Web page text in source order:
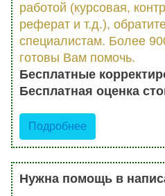
работой (курсовая,
реферат и т.д.),
специалистам. Более
готовы Вам помочь.
Бесплатные
Бесплатная оценка
Подробнее
Нужна помощь в